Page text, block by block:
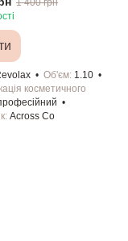
1 400 грн
Об'єм 1.10
косметичного
Across Co